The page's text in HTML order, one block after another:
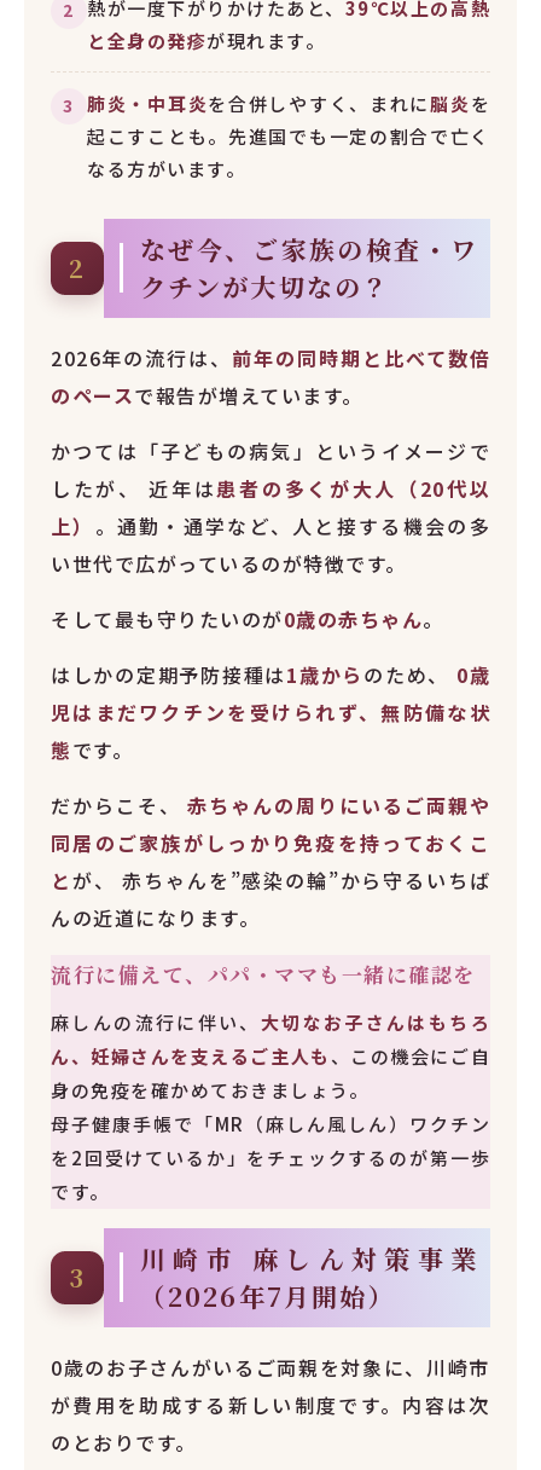
2 熱が一度下がりかけたあと、 39℃以上の高熱
と全身の発疹が現れます。
3 肺炎・中耳炎を合併しやすく、まれに脳炎を
起こすことも。先進国でも一定の割合で亡く
なる方がいます。
2
なぜ今、ご家族の検査・ワ
クチンが大切なの？
2026年の流行は、 前年の同時期と比べて数倍
のペースで報告が増えています。
かつては「子どもの病気」というイメージで
したが、 近年は患者の多くが大人（20代以
上） 。通勤・通学など、人と接する機会の多
い世代で広がっているのが特徴です。
そして最も守りたいのが0歳の赤ちゃん。
はしかの定期予防接種は1歳から のため、 0歳
児はまだワクチンを受けられず、無防備な状
態です。
だからこそ、赤ちゃんの周りにいるご両親や
同居のご家族がしっかり免疫を持っておくこ
とが、 赤ちゃんを”感染の輪”から守るいちば
んの近道になります。
流行に備えて、パパ・ママも一緒に確認を
麻しんの流行に伴い、 大切なお子さんはもちろ
ん、妊婦さんを支えるご主人も 、この機会にご自
身の免疫を確かめておきましょう。
母子健康手帳で「MR（麻しん風しん）ワクチン
を2回受けているか」をチェックするのが第一歩
です。
3
川崎市 麻しん対策事業
（2026年7月開始）
0歳のお子さんがいるご両親を対象に、川崎市
が費用を助成する新しい制度です。内容は次
のとおりです。